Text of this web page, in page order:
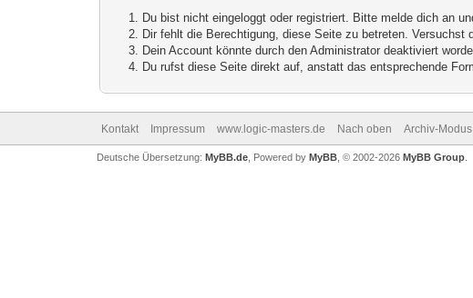
Du bist nicht eingeloggt oder registriert. Bitte melde dich an
Dir fehlt die Berechtigung, diese Seite zu betreten.
Dein Account könnte durch den Administrator deaktiviert
Du rufst diese Seite direkt auf, anstatt das entsprechende
Kontakt Impressum www.logic-masters.de Nach oben Archiv-Modus
Deutsche Übersetzung: MyBB.de, Powered by MyBB, © 2002-2026 MyBB Group.